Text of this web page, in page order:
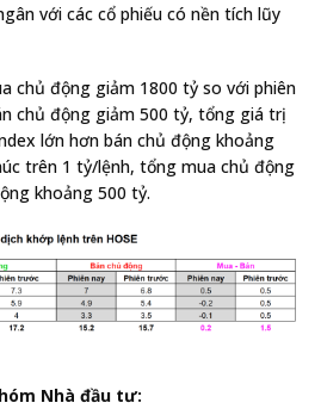
với các cổ phiếu có nền tích lũy
chủ động giảm 1800 tỷ so với phiên
chủ động giảm 500 tỷ, tổng giá trị
lớn hơn bán chủ động khoảng
trên 1 tỷ/lệnh, tổng mua chủ động
khoảng 500 tỷ.
Nhà đầu tư: